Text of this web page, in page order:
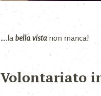
….la bella vista non manca!
Volontariato